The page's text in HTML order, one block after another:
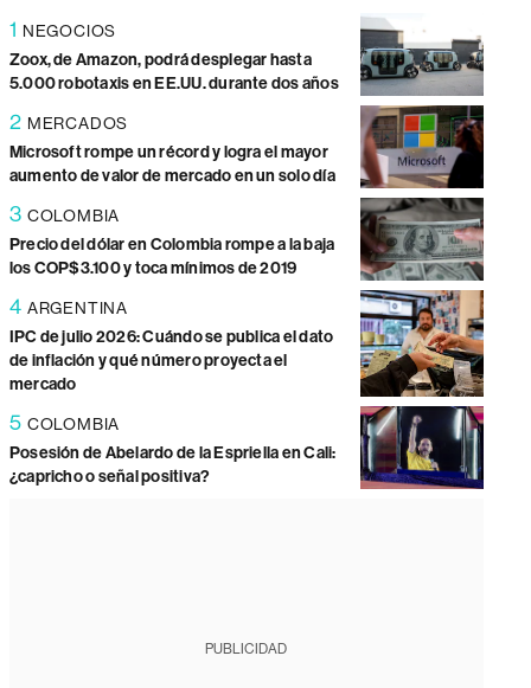
1 NEGOCIOS
Zoox, de Amazon, podrá desplegar hasta
5.000 robotaxis en EE.UU. durante dos años
2 MERCADOS
Microsoft rompe un récord y logra el mayor
aumento de valor de mercado en un solo día
3 COLOMBIA
Precio del dólar en Colombia rompe a la baja
los COP$3.100 y toca mínimos de 2019
4 ARGENTINA
IPC de julio 2026: Cuándo se publica el dato
de inflación y qué número proyecta el
mercado
5 COLOMBIA
Posesión de Abelardo de la Espriella en Cali:
¿capricho o señal positiva?
PUBLICIDAD